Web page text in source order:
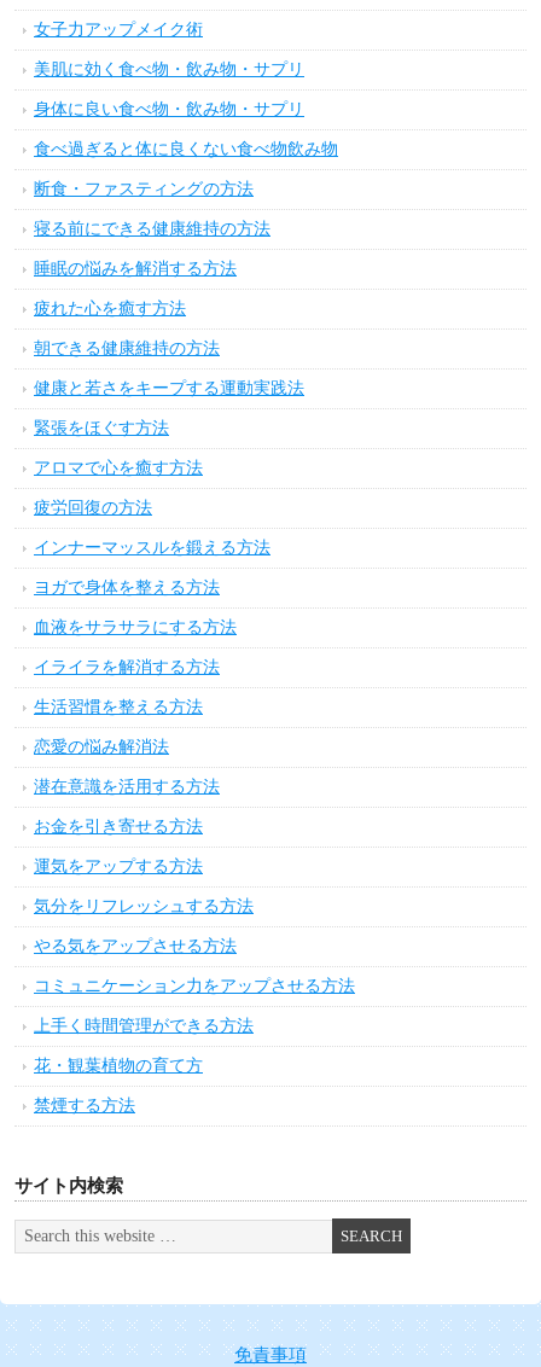
女子力アップメイク術
美肌に効く食べ物・飲み物・サプリ
身体に良い食べ物・飲み物・サプリ
食べ過ぎると体に良くない食べ物飲み物
断食・ファスティングの方法
寝る前にできる健康維持の方法
睡眠の悩みを解消する方法
疲れた心を癒す方法
朝できる健康維持の方法
健康と若さをキープする運動実践法
緊張をほぐす方法
アロマで心を癒す方法
疲労回復の方法
インナーマッスルを鍛える方法
ヨガで身体を整える方法
血液をサラサラにする方法
イライラを解消する方法
生活習慣を整える方法
恋愛の悩み解消法
潜在意識を活用する方法
お金を引き寄せる方法
運気をアップする方法
気分をリフレッシュする方法
やる気をアップさせる方法
コミュニケーション力をアップさせる方法
上手く時間管理ができる方法
花・観葉植物の育て方
禁煙する方法
サイト内検索
免責事項